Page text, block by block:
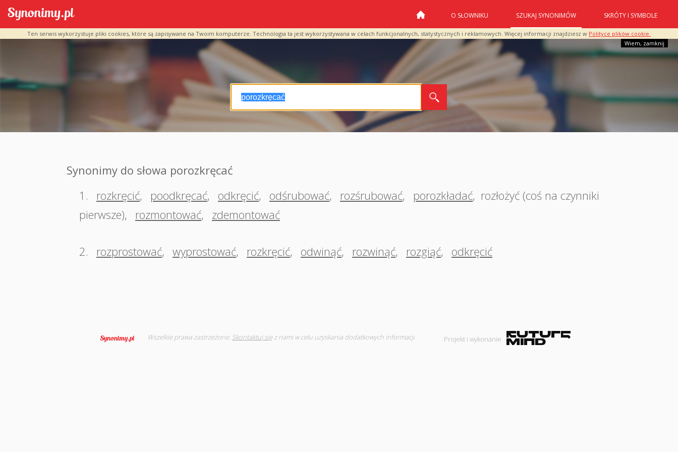
Ten serwis wykorzystuje pliki cookies, które są zapisywane na Twoim komputerze. Technologia ta jest wykorzystywana w celach funkcjonalnych, statystycznych i reklamowych. Więcej informacji znajdziesz w Polityce plików cookie.
Wiem, zamknij
O SŁOWNIKU SZUKAJ SYNONIMÓW SKRÓTY I SYMBOLE
Synonimy do słowa porozkręcać
1.
rozkręcić, poodkręcać, odkręcić, odśrubować, rozśrubować, porozkładać, rozłożyć (coś na czynniki
pierwsze), rozmontować, zdemontować
2. rozprostować, wyprostować, rozkręcić, odwinąć, rozwinąć, rozgiąć, odkręcić
Wszelkie prawa zastrzeżone. Skontaktuj sięz nami w celu uzyskania dodatkowych informacji Projekt i wykonanie